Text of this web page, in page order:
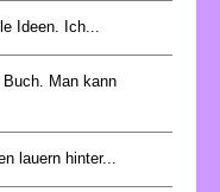
Ideen. Ich...
Man kann
lauern hinter...